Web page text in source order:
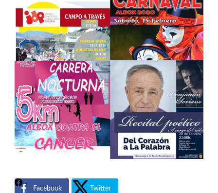
Facebook Twitter